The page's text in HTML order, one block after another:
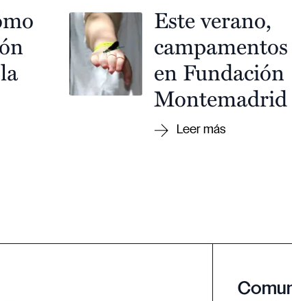
Este verano,
en Fundación
Montemadrid